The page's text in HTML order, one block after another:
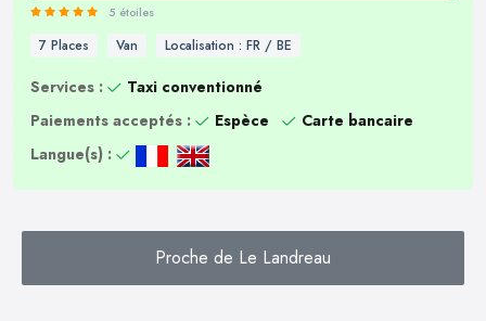
5 étoiles
7 Places Van Localisation : FR / BE
Services :
Taxi conventionné
Paiements acceptés :
Espèce
Carte bancaire
Langue(s) :
Proche de Le Landreau